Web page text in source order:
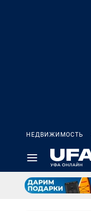
НЕДВИЖИМОСТЬ